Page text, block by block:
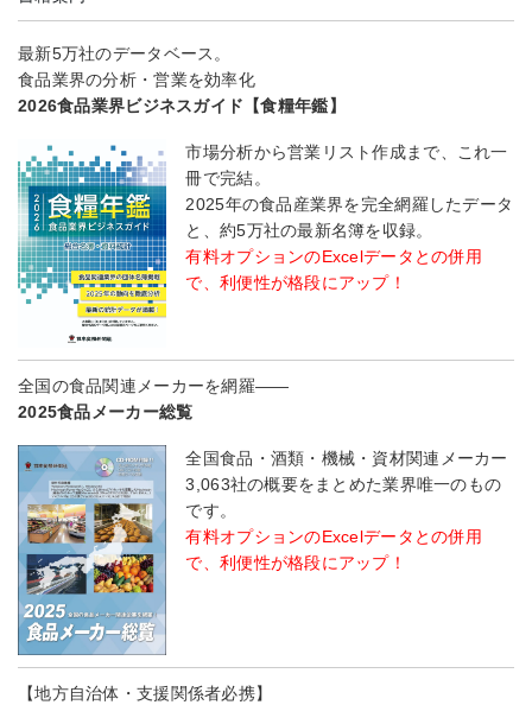
最新5万社のデータベース。
食品業界の分析・営業を効率化
2026食品業界ビジネスガイド【食糧年鑑】
市場分析から営業リスト作成まで、これ一
冊で完結。
2025年の食品産業界を完全網羅したデータ
と、約5万社の最新名簿を収録。
有料オプションのExcelデータとの併用
で、利便性が格段にアップ！
全国の食品関連メーカーを網羅――
2025食品メーカー総覧
全国食品・酒類・機械・資材関連メーカー
3,063社の概要をまとめた業界唯一のもの
です。
有料オプションのExcelデータとの併用
で、利便性が格段にアップ！
【地方自治体・支援関係者必携】